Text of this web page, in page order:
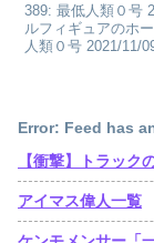
389: 最低人類０号
ルフィギュアのホ
人類０号 2021/11/
Error: Feed has
アイマス偉人一覧